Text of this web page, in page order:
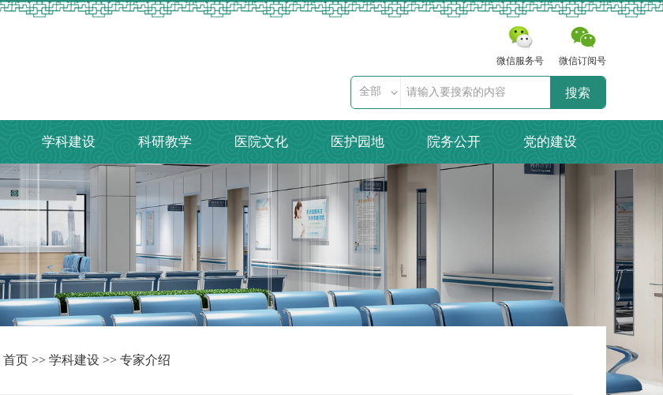
微信服务号 微信订阅号
全部 搜索
学科建设 科研教学 医院文化 医护园地 院务公开 党的建设
首页 >> 学科建设 >> 专家介绍